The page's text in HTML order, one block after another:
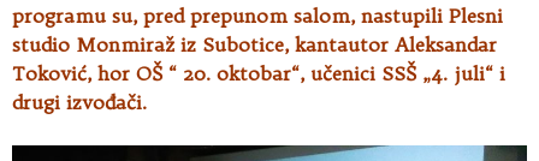
programu su, pred prepunom salom, nastupili Plesni
studio Monmiraž iz Subotice, kantautor Aleksandar
Toković, hor OŠ “ 20. oktobar“, učenici SSŠ „4. juli“ i
drugi izvođači.